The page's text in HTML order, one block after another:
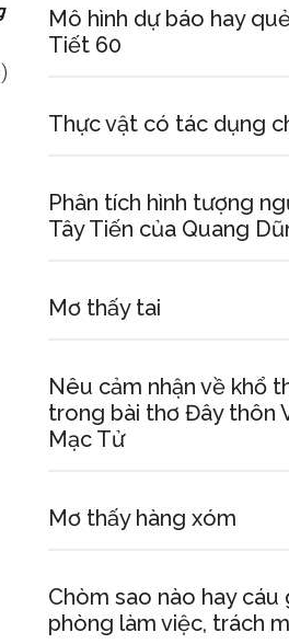
Mô hình dự báo hay
Tiết 60
Thực vật có tác dụng
Phân tích hình tượng
Tây Tiến của Quang
Mơ thấy tai
Nêu cảm nhận về khổ
trong bài thơ Đây thôn
Mạc Tử
Mơ thấy hàng xóm
Chòm sao nào hay
phòng làm việc, trách